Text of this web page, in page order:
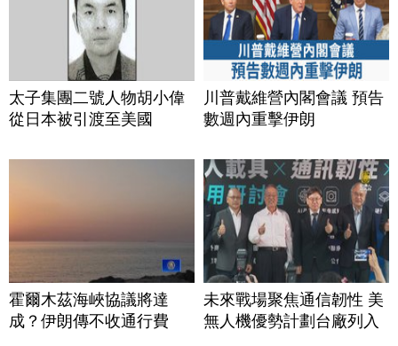
太子集團二號人物胡小偉
從日本被引渡至美國
川普戴維營內閣會議 預告
數週內重擊伊朗
霍爾木茲海峽協議將達
成？伊朗傳不收通行費
未來戰場聚焦通信韌性 美
無人機優勢計劃台廠列入